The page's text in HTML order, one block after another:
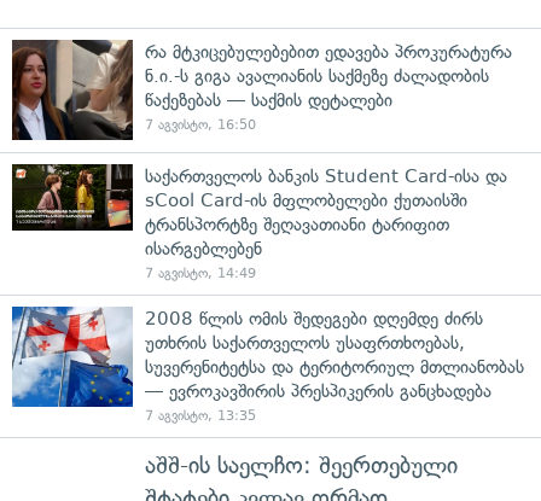
რა მტკიცებულებებით ედავება პროკურატურა
ნ.ი.-ს გიგა ავალიანის საქმეზე ძალადობის
წაქეზებას — საქმის დეტალები
7 აგვისტო, 16:50
საქართველოს ბანკის Student Card-ისა და
sCool Card-ის მფლობელები ქუთაისში
ტრანსპორტზე შეღავათიანი ტარიფით
ისარგებლებენ
7 აგვისტო, 14:49
2008 წლის ომის შედეგები დღემდე ძირს
უთხრის საქართველოს უსაფრთხოებას,
სუვერენიტეტსა და ტერიტორიულ მთლიანობას
— ევროკავშირის პრესპიკერის განცხადება
7 აგვისტო, 13:35
აშშ-ის საელჩო: შეერთებული